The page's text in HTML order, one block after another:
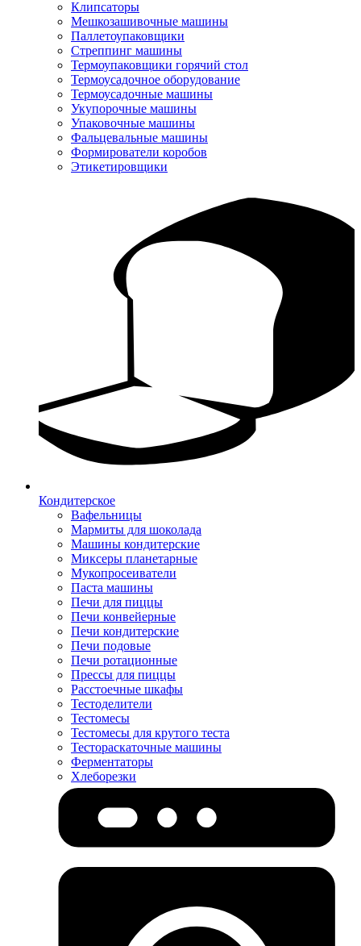
Клипсаторы
Мешкозашивочные машины
Паллетоупаковщики
Стреппинг машины
Термоупаковщики горячий стол
Термоусадочное оборудование
Термоусадочные машины
Укупорочные машины
Упаковочные машины
Фальцевальные машины
Формирователи коробов
Этикетировщики
Кондитерское
Вафельницы
Мармиты для шоколада
Машины кондитерские
Миксеры планетарные
Мукопросеиватели
Паста машины
Печи для пиццы
Печи конвейерные
Печи кондитерские
Печи подовые
Печи ротационные
Прессы для пиццы
Расстоечные шкафы
Тестоделители
Тестомесы
Тестомесы для крутого теста
Тестораскаточные машины
Ферментаторы
Хлеборезки